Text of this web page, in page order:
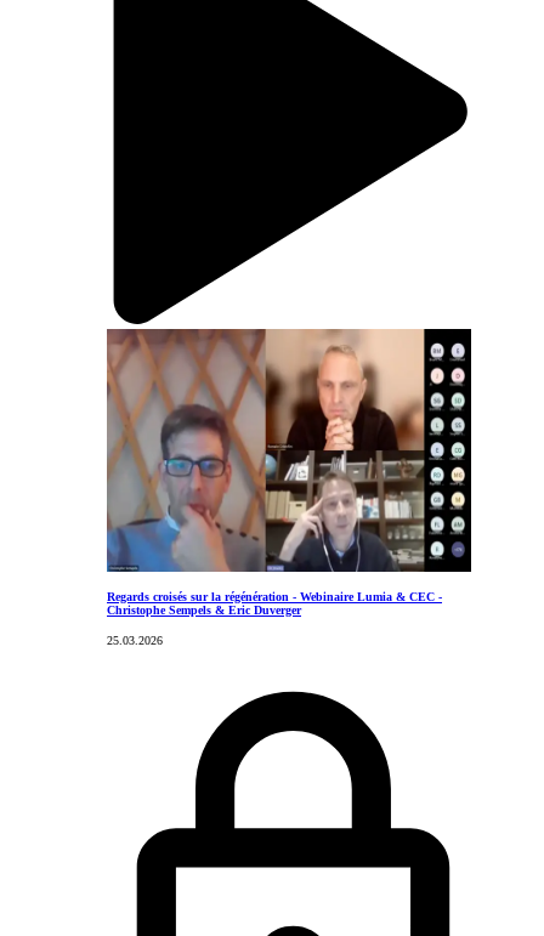
Regards croisés sur la régénération - Webinaire Lumia & CEC -
Christophe Sempels & Eric Duverger
25.03.2026